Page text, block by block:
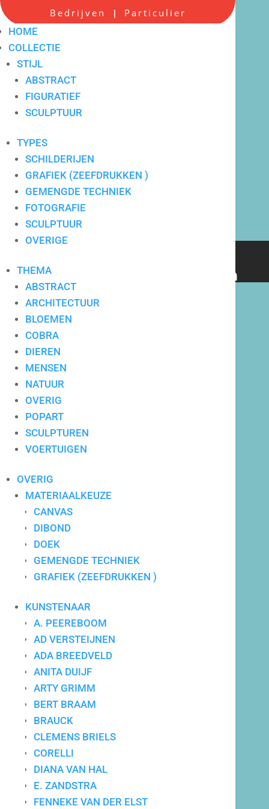
Bedrijven | Particulier
HOME
COLLECTIE
STIJL
ABSTRACT
FIGURATIEF
SCULPTUUR
TYPES
SCHILDERIJEN
GRAFIEK (ZEEFDRUKKEN )
GEMENGDE TECHNIEK
FOTOGRAFIE
SCULPTUUR
OVERIGE
THEMA
ABSTRACT
ARCHITECTUUR
BLOEMEN
COBRA
DIEREN
MENSEN
NATUUR
OVERIG
POPART
SCULPTUREN
VOERTUIGEN
OVERIG
MATERIAALKEUZE
CANVAS
DIBOND
DOEK
GEMENGDE TECHNIEK
GRAFIEK (ZEEFDRUKKEN )
KUNSTENAAR
A. PEEREBOOM
AD VERSTEIJNEN
ADA BREEDVELD
ANITA DUIJF
ARTY GRIMM
BERT BRAAM
BRAUCK
CLEMENS BRIELS
CORELLI
DIANA VAN HAL
E. ZANDSTRA
FENNEKE VAN DER ELST
Scherpe all-in prijzen
Hoge service op locatie
Verkoop en verhuur van
bedrijven en particulieren